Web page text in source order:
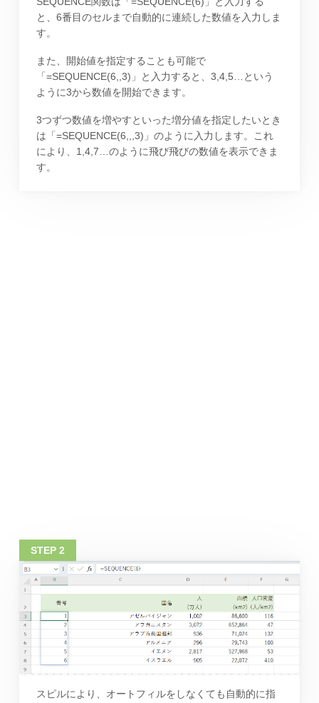
と、6番目のセルまで自動的に連続した数値を入力しま
す。
また、開始値を指定することも可能で
「=SEQUENCE(6,,3)」と入力すると、3,4,5…という
ように3から数値を開始できます。
3つずつ数値を増やすといった増分値を指定したいとき
は「=SEQUENCE(6,,,3)」のように入力します。これ
により、1,4,7…のように飛び飛びの数値を表示できま
す。
スピルにより、オートフィルをしなくても自動的に指